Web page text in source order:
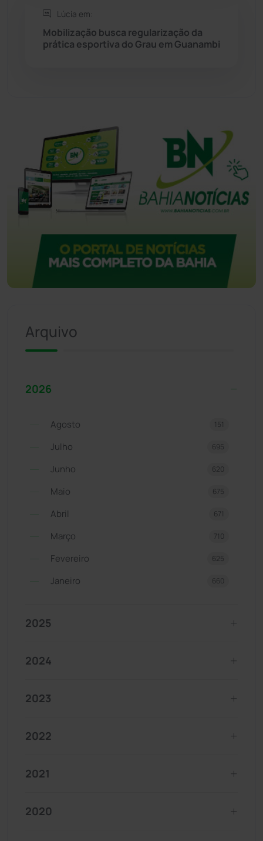
Lúcia em:
Mobilização busca regularização da
prática esportiva do Grau em Guanambi
Arquivo
2026
Agosto 151
Julho 695
Junho 620
Maio 675
Abril 671
Março 710
Fevereiro 625
Janeiro 660
2025
2024
2023
2022
2021
2020